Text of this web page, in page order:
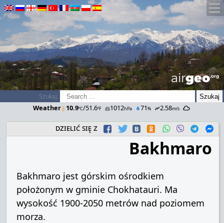
airGEO.oRg
Szukaj:
Weather 10.9ºC/51.6ºF 1012hPa 71% 2.58m/s
dzielić się z
Bakhmaro
Bakhmaro jest górskim ośrodkiem
położonym w gminie Chokhatauri. Ma
wysokość 1900-2050 metrów nad poziomem
morza.